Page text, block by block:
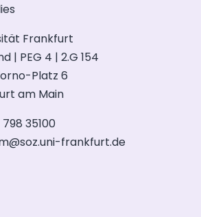
Frankfurt
| PEG 4 | 2.G 154
Platz 6
am Main
35100
frankfurt.de